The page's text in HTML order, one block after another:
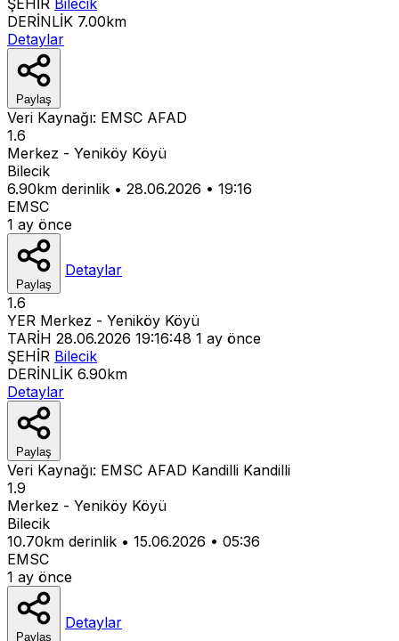
DERİNLİK 7.00km
Detaylar
Paylaş
Veri Kaynağı: EMSC AFAD
1.6
Merkez - Yeniköy Köyü
Bilecik
6.90km derinlik • 28.06.2026 • 19:16
EMSC
1 ay önce
Paylaş
Detaylar
1.6
YER Merkez - Yeniköy Köyü
TARİH 28.06.2026 19:16:48 1 ay önce
ŞEHİR Bilecik
DERİNLİK 6.90km
Detaylar
Paylaş
Veri Kaynağı: EMSC AFAD Kandilli Kandilli
1.9
Merkez - Yeniköy Köyü
Bilecik
10.70km derinlik • 15.06.2026 • 05:36
EMSC
1 ay önce
Paylaş
Detaylar